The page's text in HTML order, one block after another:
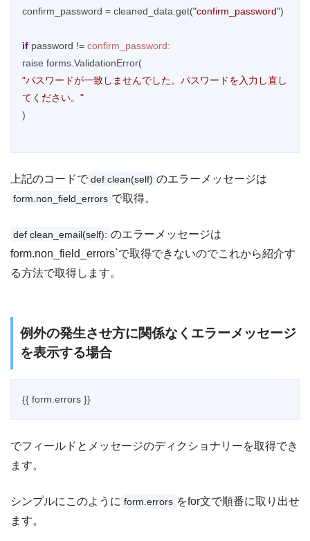
confirm_password = cleaned_data.get("confirm_password")
if password != confirm_password:
"パスワードが一致しませんでした。パスワードを入力し直し
てください。"
)
上記のコードで def clean(self) のエラーメッセージは
form.non_field_errors で取得。
def clean_email(self): のエラーメッセージは
form.non_field_errors`で取得できないのでこれから紹介す
る方法で取得します。
例外の発生させ方に関係なくエラーメッセージ
を表示する場合
でフィールドとメッセージのディクショナリーを取得でき
ます。
シンプルにこのように form.errors をfor文で順番に取り出せ
ます。